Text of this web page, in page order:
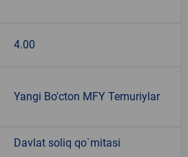
4.00
Yangi Bo'cton MFY Temuriylar
Davlat soliq qo`mitasi